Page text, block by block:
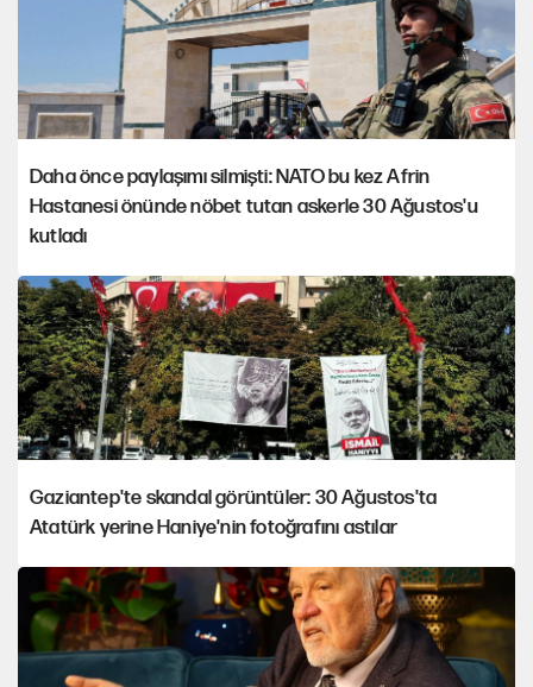
Daha önce paylaşımı silmişti: NATO bu kez Afrin
Hastanesi önünde nöbet tutan askerle 30 Ağustos'u
kutladı
Gaziantep'te skandal görüntüler: 30 Ağustos'ta
Atatürk yerine Haniye'nin fotoğrafını astılar